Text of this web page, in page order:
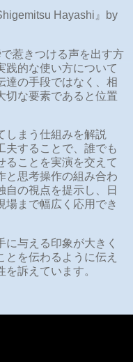
Hayashi』by
惹きつける声を出す方
践的な使い方について
達の手段ではなく、相
切な要素であると位置
しまう仕組みを解説
夫することで、誰でも
ることを実演を交えて
と思考操作の組み合わ
自の視点を提示し、日
場まで幅広く応用でき
与える印象が大きく
を伝わるように伝え
訴えています。